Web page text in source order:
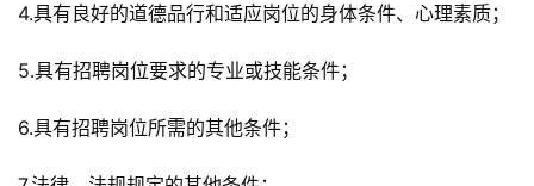
4.具有良好的道德品行和适应岗位的身体条件、心理素质；
5.具有招聘岗位要求的专业或技能条件；
6.具有招聘岗位所需的其他条件；